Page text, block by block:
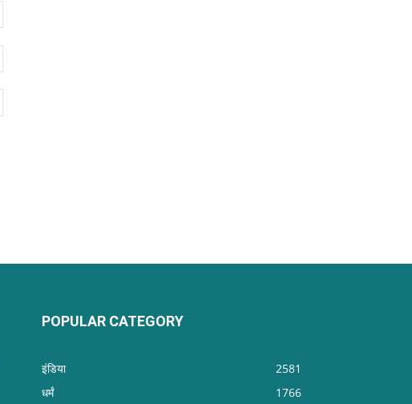
POPULAR CATEGORY
इंडिया
2581
धर्मं
1766